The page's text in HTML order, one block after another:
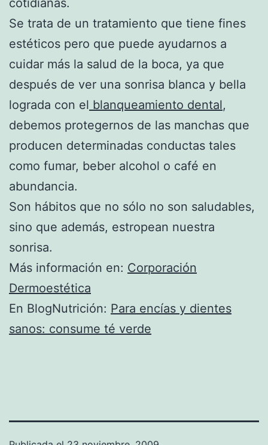
Se trata de un tratamiento que tiene fines
estéticos pero que puede ayudarnos a
cuidar más la salud de la boca, ya que
después de ver una sonrisa blanca y bella
lograda con el blanqueamiento dental,
debemos protegernos de las manchas que
producen determinadas conductas tales
como fumar, beber alcohol o café en
abundancia.
Son hábitos que no sólo no son saludables,
sino que además, estropean nuestra
sonrisa.
Más información en: Corporación
Dermoestética
En BlogNutrición: Para encías y dientes
sanos: consume té verde